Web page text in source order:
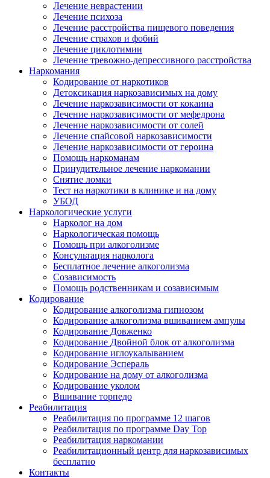
Лечение неврастении
Лечение психоза
Лечение расстройства пищевого поведения
Лечение страхов и фобий
Лечение циклотимии
Лечение тревожно-депрессивного расстройства
Наркомания
Кодирование от наркотиков
Детоксикация наркозависимых на дому
Лечение наркозависимости от кокаина
Лечение наркозависимости от мефедрона
Лечение наркозависимости от солей
Лечение спайсовой наркозависимости
Лечение наркозависимости от героина
Помощь наркоманам
Принудительное лечение наркомании
Снятие ломки
Тест на наркотики в клинике и на дому
УБОД
Наркологические услуги
Нарколог на дом
Наркологическая помощь
Помощь при алкоголизме
Консультация нарколога
Бесплатное лечение алкоголизма
Созависимость
Помощь родственникам и созависимым
Кодирование
Кодирование алкоголизма гипнозом
Кодирование алкоголизма вшиванием ампулы
Кодирование Довженко
Кодирование Двойной блок от алкоголизма
Кодирование иглоукалыванием
Кодирование Эспераль
Кодирование на дому от алкоголизма
Кодирование уколом
Вшивание торпедо
Реабилитация
Реабилитация по программе 12 шагов
Реабилитация по программе Day Top
Реабилитация наркомании
Реабилитационный центр для наркозависимых
бесплатно
Контакты